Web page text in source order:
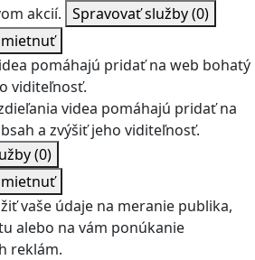
akcií. Spravovať služby(0)
pomáhajú pridať na web bohatý
viditeľnosť.
videa pomáhajú pridať na
a zvýšiť jeho viditeľnosť.
(0)
vaše údaje na meranie publika,
alebo na vám ponúkanie
reklám.